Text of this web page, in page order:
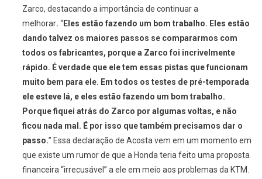
Zarco, destacando a importância de continuar a
melhorar. “Eles estão fazendo um bom trabalho. Eles estão
dando talvez os maiores passos se compararmos com
todos os fabricantes, porque a Zarco foi incrivelmente
rápido. É verdade que ele tem essas pistas que funcionam
muito bem para ele. Em todos os testes de pré-temporada
ele esteve lá, e eles estão fazendo um bom trabalho.
Porque fiquei atrás do Zarco por algumas voltas, e não
ficou nada mal. É por isso que também precisamos dar o
passo.” Essa declaração de Acosta vem em um momento em
que existe um rumor de que a Honda teria feito uma proposta
financeira “irrecusável” a ele em meio aos problemas da KTM.